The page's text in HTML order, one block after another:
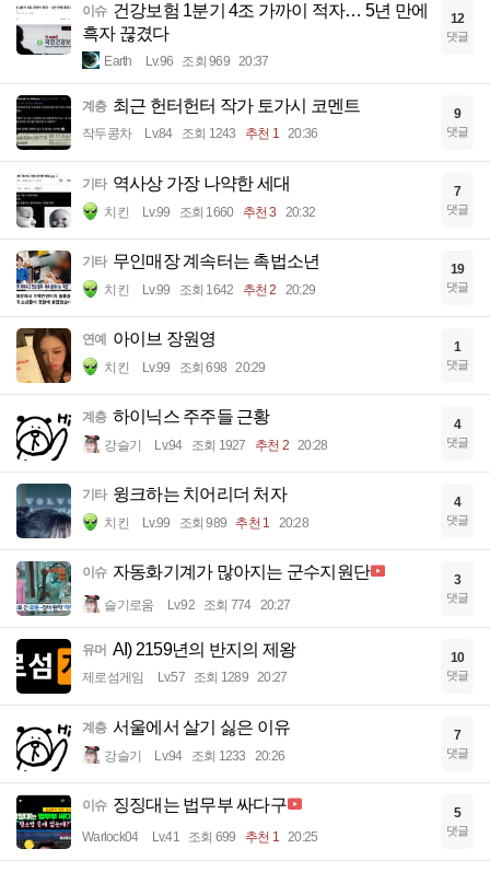
이슈 건강보험 1분기 4조 가까이 적자… 5년 만에
흑자 끊겼다
Earth Lv.96 조회 969 20:37
12
댓글
계층 최근 헌터헌터 작가 토가시 코멘트
작두콩차 Lv.84 조회 1243 추천 1 20:36
9
댓글
기타 역사상 가장 나약한 세대
치킨 Lv.99 조회 1660 추천 3 20:32
7
댓글
기타 무인매장 계속터는 촉법소년
치킨 Lv.99 조회 1642 추천 2 20:29
19
댓글
연예 아이브 장원영
치킨 Lv.99 조회 698 20:29
1
댓글
계층 하이닉스 주주들 근황
강슬기 Lv.94 조회 1927 추천 2 20:28
4
댓글
기타 윙크하는 치어리더 처자
치킨 Lv.99 조회 989 추천 1 20:28
4
댓글
이슈 자동화기계가 많아지는 군수지원단
슬기로움 Lv.92 조회 774 20:27
3
댓글
유머 AI) 2159년의 반지의 제왕
제로섬게임 Lv.57 조회 1289 20:27
10
댓글
계층 서울에서 살기 싫은 이유
강슬기 Lv.94 조회 1233 20:26
7
댓글
이슈 징징대는 법무부 싸다구
Warlock04 Lv.41 조회 699 추천 1 20:25
5
댓글